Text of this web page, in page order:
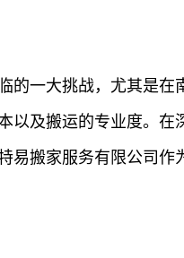
的一大挑战，尤其是
以及搬运的专业度。
搬家服务有限公司